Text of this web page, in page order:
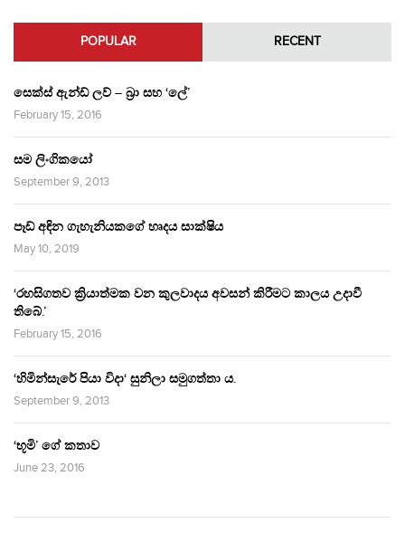
POPULAR RECENT
සෙක්ස් ඇන්ඩ් ලව් – බ්‍රා සහ ‘ලේ’
February 15, 2016
සම ලිංගිකයෝ
September 9, 2013
පෑඩ් අඳින ගැහැනියකගේ හෘදය සාක්ෂිය
May 10, 2019
‘රහසිගතව ක්‍රියාත්මක වන කුලවාදය අවසන් කිරීමට කාලය උදාවී
තිබේ.’
February 15, 2016
‘හිමින්සැරේ පියා විදා‘ සුනිලා සමුගත්තා ය.
September 9, 2013
‘භූමි’ ගේ කතාව
June 23, 2016